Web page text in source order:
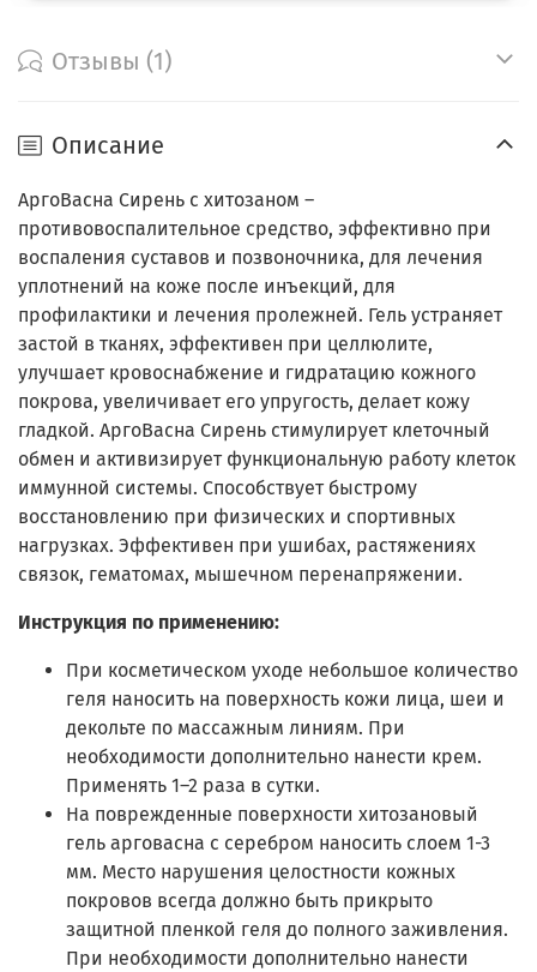
Отзывы (1)
Описание
АргоВасна Сирень с хитозаном –
противовоспалительное средство, эффективно при
воспаления суставов и позвоночника, для лечения
уплотнений на коже после инъекций, для
профилактики и лечения пролежней. Гель устраняет
застой в тканях, эффективен при целлюлите,
улучшает кровоснабжение и гидратацию кожного
покрова, увеличивает его упругость, делает кожу
гладкой. АргоВасна Сирень стимулирует клеточный
обмен и активизирует функциональную работу клеток
иммунной системы. Способствует быстрому
восстановлению при физических и спортивных
нагрузках. Эффективен при ушибах, растяжениях
связок, гематомах, мышечном перенапряжении.
Инструкция по применению:
При косметическом уходе небольшое количество
геля наносить на поверхность кожи лица, шеи и
декольте по массажным линиям. При
необходимости дополнительно нанести крем.
Применять 1–2 раза в сутки.
На поврежденные поверхности хитозановый
гель арговасна с серебром наносить слоем 1-3
мм. Место нарушения целостности кожных
покровов всегда должно быть прикрыто
защитной пленкой геля до полного заживления.
При необходимости дополнительно нанести